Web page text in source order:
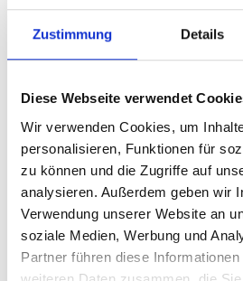
Zustimmung Details
Diese Webseite verwendet
Wir verwenden Cookies, um
personalisieren, Funktionen für
zu können und die Zugriffe auf
analysieren. Außerdem geben wir
Verwendung unserer Website an
soziale Medien, Werbung und
Partner führen diese
Sonnensegel spenden
Schatten und sorgen für
stilvolle Atmosphäre im